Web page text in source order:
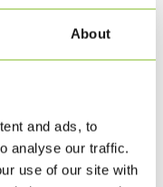
About
and ads, to
analyse our traffic.
use of our site with